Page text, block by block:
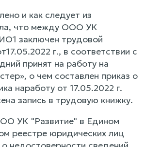
и как следует из
что между ООО УК
заключен трудовой
г., в соответствии с
принят на работу на
о чем составлен приказ о
наработу от 17.05.2022 г.
запись в трудовую книжку.
УК "Развитие" в Едином
реестре юридических лиц